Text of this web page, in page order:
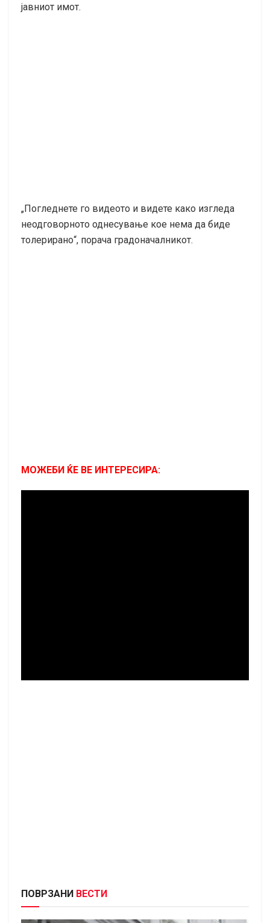
јавниот имот.
„Погледнете го видеото и видете како изгледа
неодговорното однесување кое нема да биде
толерирано“, порача градоначалникот.
МОЖЕБИ ЌЕ ВЕ ИНТЕРЕСИРА:
ПОВРЗАНИ ВЕСТИ